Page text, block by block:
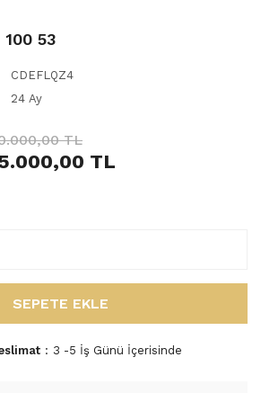
100 53
CDEFLQZ4
24 Ay
TL
TL
SEPETE EKLE
3 -5 İş Günü İçerisinde